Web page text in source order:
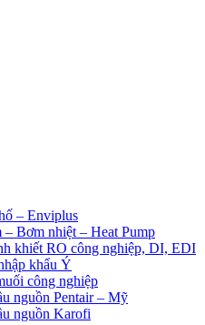
– Enviplus
Bơm nhiệt – Heat Pump
khiết RO công nghiệp, DI, EDI
khẩu Ý
công nghiệp
nguồn Pentair – Mỹ
nguồn Karofi